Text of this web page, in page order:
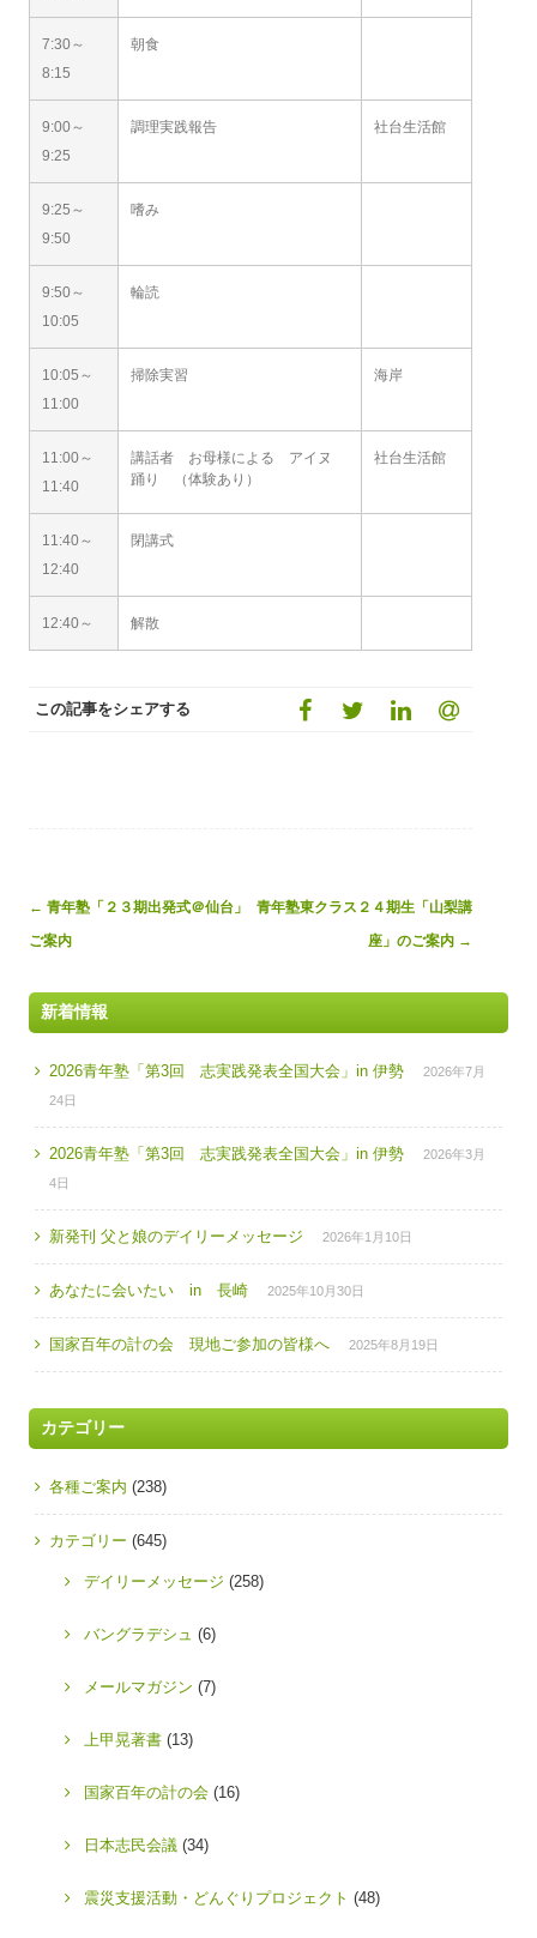
7:30～
8:15
朝食
9:00～
9:25
調理実践報告 社台生活館
9:25～
9:50
嗜み
9:50～
10:05
輪読
10:05～
11:00
掃除実習 海岸
11:00～
11:40
講話者 お母様による アイヌ
踊り （体験あり）
社台生活館
11:40～
12:40
閉講式
12:40～ 解散
この記事をシェアする
Post
navigation
← 青年塾「２３期出発式＠仙台」
ご案内
青年塾東クラス２４期生「山梨講
座」のご案内 →
新着情報
2026青年塾「第3回 志実践発表全国大会」in 伊勢
2026年7月
24日
2026青年塾「第3回 志実践発表全国大会」in 伊勢
2026年3月
4日
新発刊 父と娘のデイリーメッセージ 2026年1月10日
あなたに会いたい in 長崎 2025年10月30日
国家百年の計の会 現地ご参加の皆様へ 2025年8月19日
カテゴリー
各種ご案内 (238)
カテゴリー (645)
デイリーメッセージ (258)
バングラデシュ (6)
メールマガジン (7)
上甲晃著書 (13)
国家百年の計の会 (16)
日本志民会議 (34)
震災支援活動・どんぐりプロジェクト (48)